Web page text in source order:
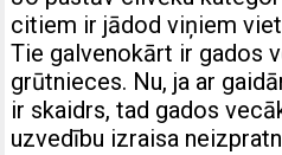
citiem ir jādod viņiem
Tie galvenokārt ir gados
grūtnieces. Nu, ja ar
ir skaidrs, tad gados
uzvedību izraisa